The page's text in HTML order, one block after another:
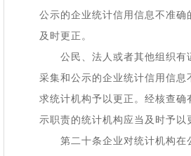
公示的企业统计信用信息不准确
及时更正。
公民、法人或者其他组织有
采集和公示的企业统计信用信息
求统计机构予以更正。经核查确
示职责的统计机构应当及时予以
第二十条企业对统计机构在